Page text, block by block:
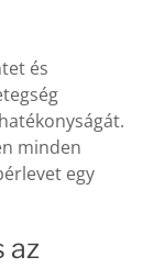
és
minden
egy
az